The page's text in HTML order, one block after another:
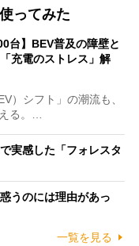
ってみた
台】BEV普及の障壁と
充電のストレス」解
）シフト」の潮流も、
る。…
実感した「フォレスタ
うのには理由があっ
一覧を見る